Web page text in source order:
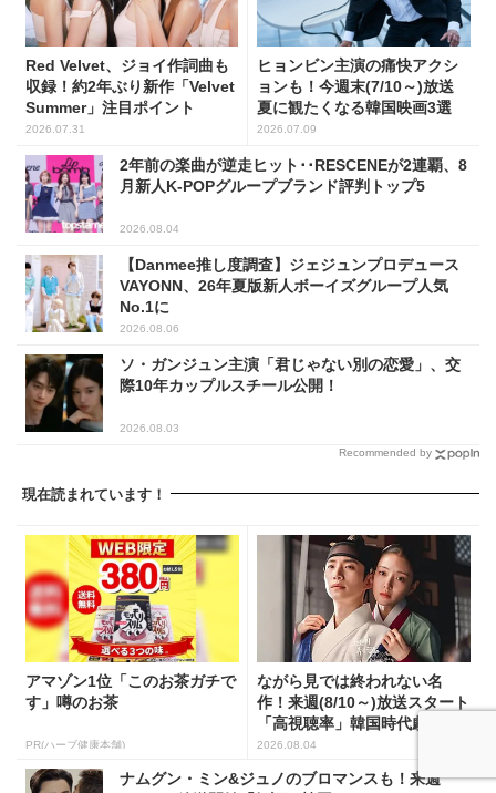
Red Velvet、ジョイ作詞曲も
収録！約2年ぶり新作「Velvet
Summer」注目ポイント
2026.07.31
ヒョンビン主演の痛快アクシ
ョンも！今週末(7/10～)放送
夏に観たくなる韓国映画3選
2026.07.09
2年前の楽曲が逆走ヒット･･RESCENEが2連覇、8
月新人K-POPグループブランド評判トップ5
2026.08.04
【Danmee推し度調査】ジェジュンプロデュース
VAYONN、26年夏版新人ボーイズグループ人気
No.1に
2026.08.06
ソ・ガンジュン主演「君じゃない別の恋愛」、交
際10年カップルスチール公開！
2026.08.03
Recommended by
現在読まれています！
アマゾン1位「このお茶ガチで
す」噂のお茶
PR(ハーブ健康本舗)
ながら見では終われない名
作！来週(8/10～)放送スタート
「高視聴率」韓国時代劇...
2026.08.04
ナムグン・ミン&ジュノのブロマンスも！来週